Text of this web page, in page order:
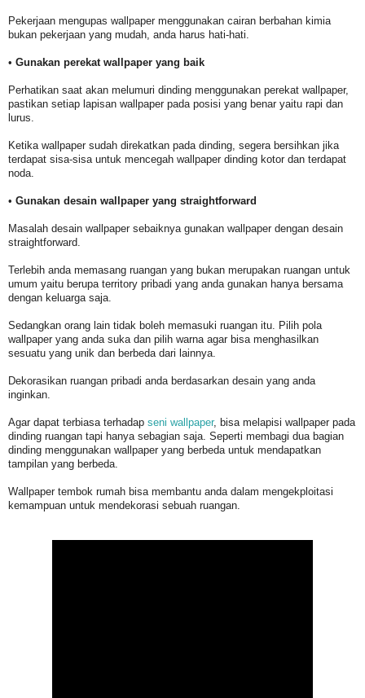
Pekerjaan mengupas wallpaper menggunakan cairan berbahan kimia
bukan pekerjaan yang mudah, anda harus hati-hati.
• Gunakan perekat wallpaper yang baik
Perhatikan saat akan melumuri dinding menggunakan perekat wallpaper,
pastikan setiap lapisan wallpaper pada posisi yang benar yaitu rapi dan
lurus.
Ketika wallpaper sudah direkatkan pada dinding, segera bersihkan jika
terdapat sisa-sisa untuk mencegah wallpaper dinding kotor dan terdapat
noda.
• Gunakan desain wallpaper yang straightforward
Masalah desain wallpaper sebaiknya gunakan wallpaper dengan desain
straightforward.
Terlebih anda memasang ruangan yang bukan merupakan ruangan untuk
umum yaitu berupa territory pribadi yang anda gunakan hanya bersama
dengan keluarga saja.
Sedangkan orang lain tidak boleh memasuki ruangan itu. Pilih pola
wallpaper yang anda suka dan pilih warna agar bisa menghasilkan
sesuatu yang unik dan berbeda dari lainnya.
Dekorasikan ruangan pribadi anda berdasarkan desain yang anda
inginkan.
Agar dapat terbiasa terhadap seni wallpaper, bisa melapisi wallpaper pada
dinding ruangan tapi hanya sebagian saja. Seperti membagi dua bagian
dinding menggunakan wallpaper yang berbeda untuk mendapatkan
tampilan yang berbeda.
Wallpaper tembok rumah bisa membantu anda dalam mengekploitasi
kemampuan untuk mendekorasi sebuah ruangan.